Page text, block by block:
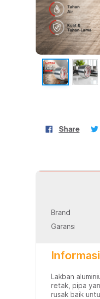
Share
Brand
Garansi
Lakban
retak, pipa
rusak baik